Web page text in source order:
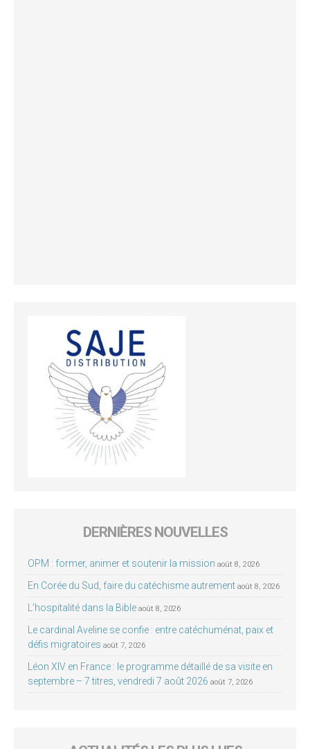
DERNIÈRES NOUVELLES
OPM : former, animer et soutenir la mission août 8, 2026
En Corée du Sud, faire du catéchisme autrement août 8, 2026
L’hospitalité dans la Bible août 8, 2026
Le cardinal Aveline se confie : entre catéchuménat, paix et
défis migratoires août 7, 2026
Léon XIV en France : le programme détaillé de sa visite en
septembre – 7 titres, vendredi 7 août 2026 août 7, 2026